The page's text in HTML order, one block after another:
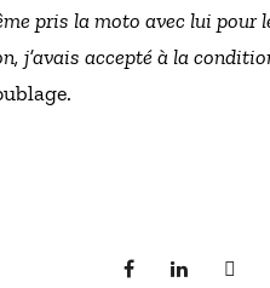
pris la moto avec lui pour
j’avais accepté à la